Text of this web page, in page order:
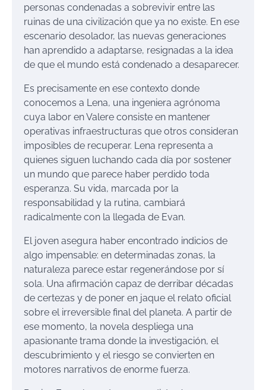
personas condenadas a sobrevivir entre las
ruinas de una civilización que ya no existe. En ese
escenario desolador, las nuevas generaciones
han aprendido a adaptarse, resignadas a la idea
de que el mundo está condenado a desaparecer.
Es precisamente en ese contexto donde
conocemos a Lena, una ingeniera agrónoma
cuya labor en Valere consiste en mantener
operativas infraestructuras que otros consideran
imposibles de recuperar. Lena representa a
quienes siguen luchando cada día por sostener
un mundo que parece haber perdido toda
esperanza. Su vida, marcada por la
responsabilidad y la rutina, cambiará
radicalmente con la llegada de Evan.
El joven asegura haber encontrado indicios de
algo impensable: en determinadas zonas, la
naturaleza parece estar regenerándose por sí
sola. Una afirmación capaz de derribar décadas
de certezas y de poner en jaque el relato oficial
sobre el irreversible final del planeta. A partir de
ese momento, la novela despliega una
apasionante trama donde la investigación, el
descubrimiento y el riesgo se convierten en
motores narrativos de enorme fuerza.